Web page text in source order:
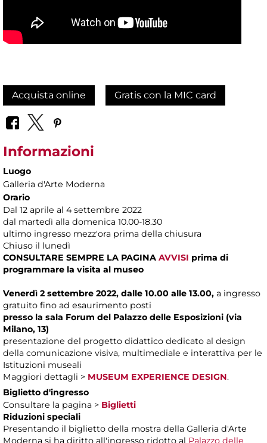
Acquista online Gratis con la MIC card
Informazioni
Luogo
Galleria d'Arte Moderna
Orario
Dal 12 aprile al 4 settembre 2022
dal martedì alla domenica 10.00-18.30
ultimo ingresso mezz'ora prima della chiusura
Chiuso il lunedì
CONSULTARE SEMPRE LA PAGINA AVVISI prima di
programmare la visita al museo
Venerdì 2 settembre 2022, dalle 10.00 alle 13.00, a ingresso
gratuito fino ad esaurimento posti
presso la sala Forum del Palazzo delle Esposizioni (via
Milano, 13)
presentazione del progetto didattico dedicato al design
della comunicazione visiva, multimediale e interattiva per le
Istituzioni museali
Maggiori dettagli > MUSEUM EXPERIENCE DESIGN.
Biglietto d'ingresso
Consultare la pagina > Biglietti
Riduzioni speciali
Presentando il biglietto della mostra della Galleria d'Arte
Moderna si ha diritto all'ingresso ridotto al Palazzo delle